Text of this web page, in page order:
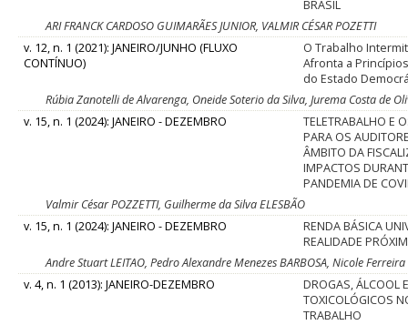
BRASIL
ARI FRANCK CARDOSO GUIMARÃES JUNIOR, VALMIR CÉSAR POZETTI
v. 12, n. 1 (2021): JANEIRO/JUNHO (FLUXO
CONTÍNUO)
O Trabalho
Afronta a
do Estado
Rúbia Zanotelli de Alvarenga, Oneide Soterio da Silva, Jurema Costa de
v. 15, n. 1 (2024): JANEIRO - DEZEMBRO
TELETRABALHO E
PARA OS
ÂMBITO DA
IMPACTOS
PANDEMIA DE
Valmir César POZZETTI, Guilherme da Silva ELESBÃO
v. 15, n. 1 (2024): JANEIRO - DEZEMBRO
RENDA BÁSICA
REALIDADE
Andre Stuart LEITAO, Pedro Alexandre Menezes BARBOSA, Nicole Ferreira
v. 4, n. 1 (2013): JANEIRO-DEZEMBRO
DROGAS, ÁLCOOL
TOXICOLÓGICOS
TRABALHO